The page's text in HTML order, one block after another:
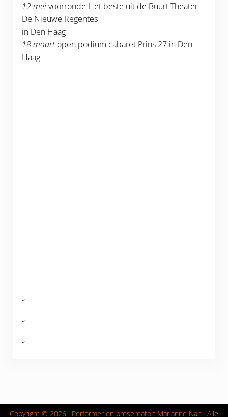
12 meivoorronde Het beste uit de Buurt Theater
De Nieuwe Regentes
in Den Haag
18 maartopen podium cabaret Prins 27 in Den
Haag
“
“
“
Copyright © 2026 · Performer en presentator: Marianne Nan · Alle